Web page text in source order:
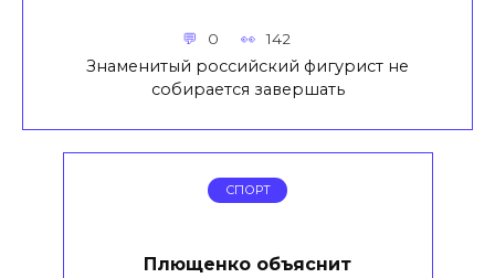
0 142
Знаменитый российский фигурист не
собирается завершать
СПОРТ
Плющенко объяснит